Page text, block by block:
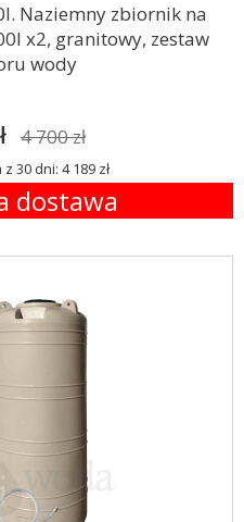
Naziemny zbiornik na
x2, granitowy, zestaw
wody
4 700 zł
30 dni: 4 189 zł
dostawa